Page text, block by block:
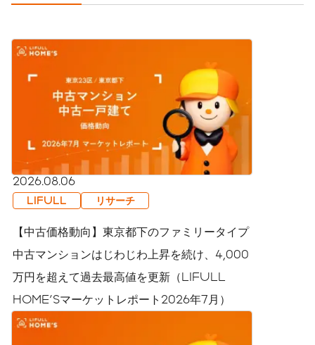
2026.08.06
LIFULL リサーチ
【中古価格動向】東京都下のファミリータイプ
中古マンションはじわじわ上昇を続け、4,000
万円を超えて過去最高値を更新（LIFULL
HOME'Sマーケットレポート2026年7月）